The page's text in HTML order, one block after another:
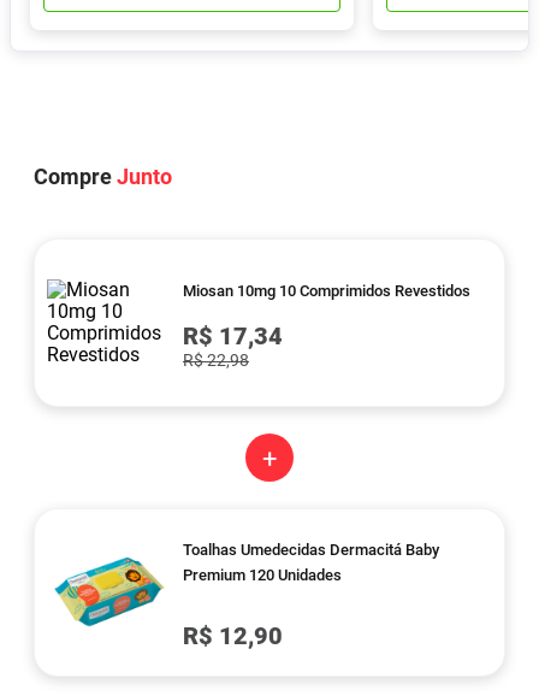
CompreJunto
Miosan 10mg 10 Comprimidos Revestidos
R$ 17,34
R$ 22,98
+
Toalhas Umedecidas Dermacitá Baby
Premium 120 Unidades
R$ 12,90